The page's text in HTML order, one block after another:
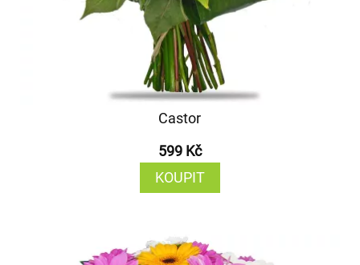
Castor
599 Kč
KOUPIT